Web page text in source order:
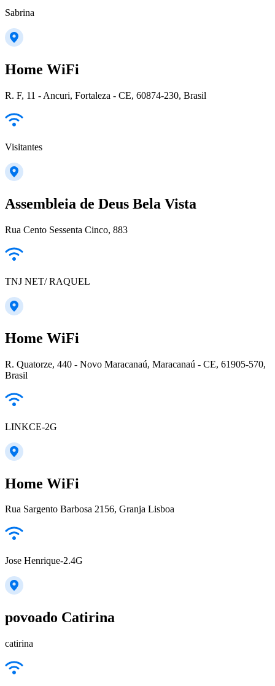
Sabrina
Home WiFi
R. F, 11 - Ancuri, Fortaleza - CE, 60874-230, Brasil
Visitantes
Assembleia de Deus Bela Vista
Rua Cento Sessenta Cinco, 883
TNJ NET/ RAQUEL
Home WiFi
R. Quatorze, 440 - Novo Maracanaú, Maracanaú - CE, 61905-570,
Brasil
LINKCE-2G
Home WiFi
Rua Sargento Barbosa 2156, Granja Lisboa
Jose Henrique-2.4G
povoado Catirina
catirina